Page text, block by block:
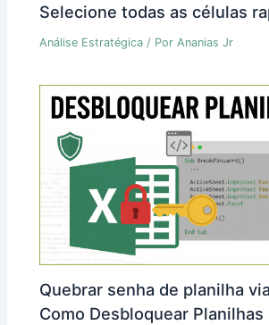
Selecione todas as células
Análise Estratégica / PorAnanias Jr
Quebrar senha de planilha
Como Desbloquear